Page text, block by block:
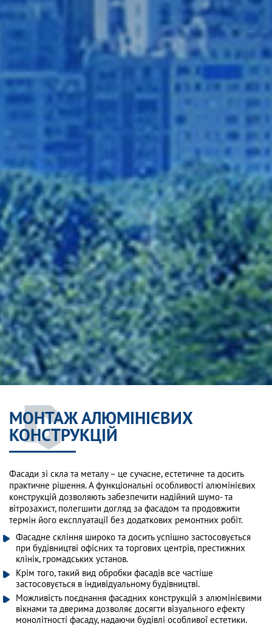
МОНТАЖ АЛЮМІНІЄВИХ
КОНСТРУКЦІЙ
Фасади зі скла та металу – це сучасне, естетичне та досить
практичне рішення. А функціональні особливості алюмінієвих
конструкцій дозволяють забезпечити надійний шумо- та
вітрозахист, полегшити догляд за фасадом та продовжити
термін його експлуатації без додаткових ремонтних робіт.
Фасадне скління широко та досить успішно застосовується
при будівництві офісних та торгових центрів, престижних
клінік, громадських установ.
Крім того, такий вид обробки фасадів все частіше
застосовується в індивідуальному будівництві.
Можливість поєднання фасадних конструкцій з алюмінієвими
вікнами та дверима дозволяє досягти візуального ефекту
монолітності фасаду, надаючи будівлі особливої ​​естетики.